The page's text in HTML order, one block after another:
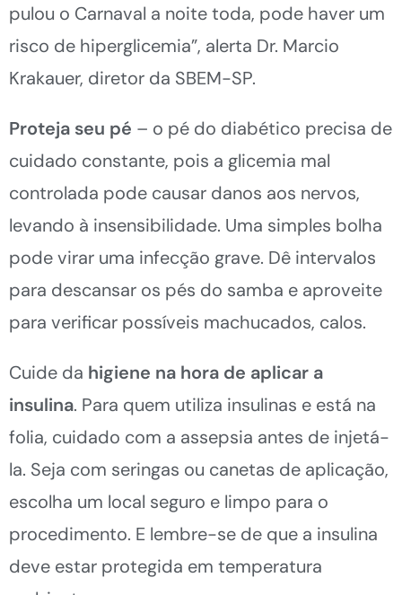
pulou o Carnaval a noite toda, pode haver um
risco de hiperglicemia”, alerta Dr. Marcio
Krakauer, diretor da SBEM-SP.
Proteja seu pé – o pé do diabético precisa de
cuidado constante, pois a glicemia mal
controlada pode causar danos aos nervos,
levando à insensibilidade. Uma simples bolha
pode virar uma infecção grave. Dê intervalos
para descansar os pés do samba e aproveite
para verificar possíveis machucados, calos.
Cuide da higiene na hora de aplicar a
insulina. Para quem utiliza insulinas e está na
folia, cuidado com a assepsia antes de injetá-
la. Seja com seringas ou canetas de aplicação,
escolha um local seguro e limpo para o
procedimento. E lembre-se de que a insulina
deve estar protegida em temperatura